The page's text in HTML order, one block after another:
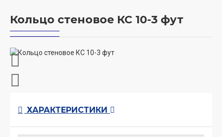
Кольцо стеновое КС 10-3 фут
ХАРАКТЕРИСТИКИ